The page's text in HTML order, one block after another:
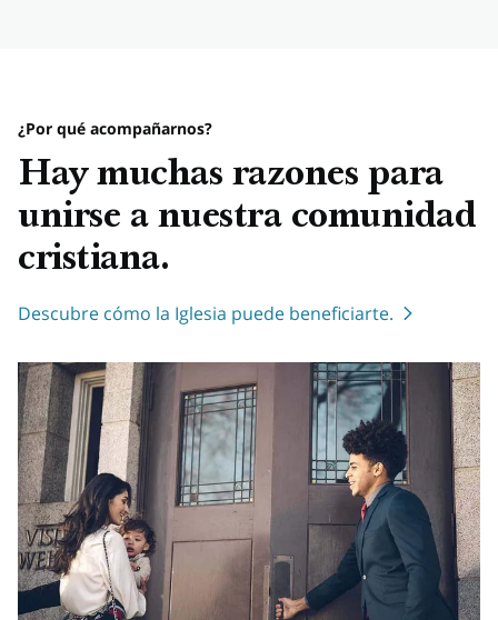
¿Por qué acompañarnos?
Hay muchas razones para
unirse a nuestra comunidad
cristiana.
Descubre cómo la Iglesia puede beneficiarte.